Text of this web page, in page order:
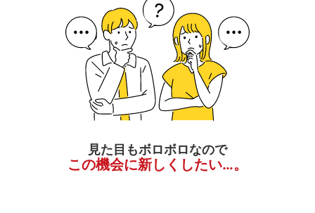
見た目もボロボロなので
この機会に新しくしたい…。